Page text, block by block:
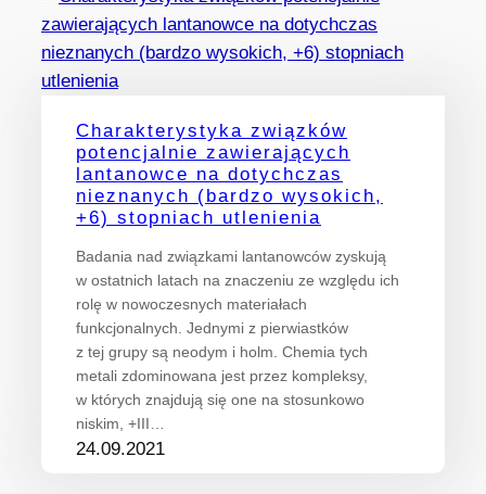
Charakterystyka związków
potencjalnie zawierających
lantanowce na dotychczas
nieznanych (bardzo wysokich,
+6) stopniach utlenienia
Badania nad związkami lantanowców zyskują
w ostatnich latach na znaczeniu ze względu ich
rolę w nowoczesnych materiałach
funkcjonalnych. Jednymi z pierwiastków
z tej grupy są neodym i holm. Chemia tych
metali zdominowana jest przez kompleksy,
w których znajdują się one na stosunkowo
niskim, +III…
24.09.2021